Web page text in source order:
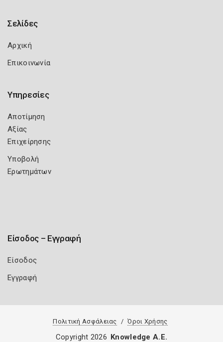
Σελίδες
Αρχική
Επικοινωνία
Υπηρεσίες
Αποτίμηση
Αξίας
Επιχείρησης
Υποβολή
Ερωτημάτων
Είσοδος – Εγγραφή
Είσοδος
Εγγραφή
Πολιτική Ασφάλειας Όροι Χρήσης
Copyright 2026 Knowledge A.E.